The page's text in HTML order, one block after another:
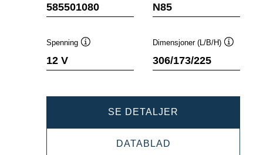
585501080 N85
Spenning
12 V
Dimensjoner (L/B/H)
306/173/225
SE DETALJER
EFB
DATABLAD